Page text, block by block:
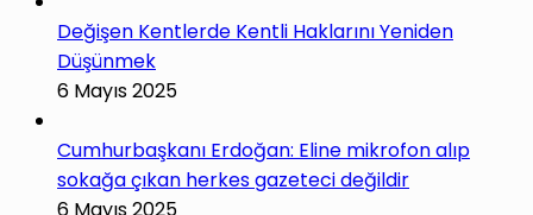
Değişen Kentlerde Kentli Haklarını Yeniden
Düşünmek
6 Mayıs 2025
Cumhurbaşkanı Erdoğan: Eline mikrofon alıp
sokağa çıkan herkes gazeteci değildir
6 Mayıs 2025